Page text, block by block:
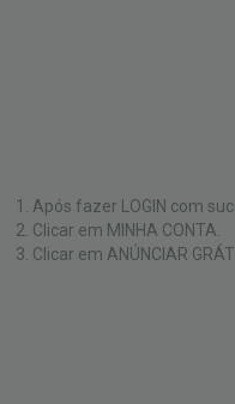
Após fazer LOGIN com
Clicar em MINHA CONTA.
Clicar em ANÚNCIAR